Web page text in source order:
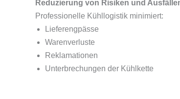
Reduzierung von Risiken und
Professionelle Kühllogistik minimiert:
Lieferengpässe
Warenverluste
Reklamationen
Unterbrechungen der Kühlkette